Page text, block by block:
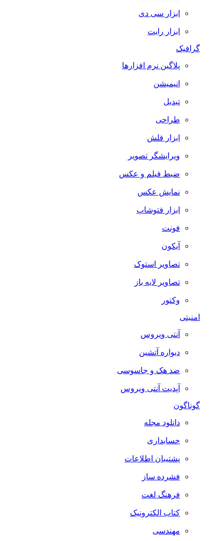
ابزار سی دی
ابزار رایت
گرافیک
پلاگین نرم افزارها
انیمیشن
تبدیل
طراحی
ابزار فلش
ویرایشگر تصویر
ضبط فيلم و عكس
نمایش عکس
ابزار فتوشاپ
فونت
آیکون
تصاویر استوک
تصاویر لایه باز
وکتور
امنیتی
آنتی ویروس
دیواره آتشین
ضد هک و جاسوسی
آپدیت آنتی ویروس
گوناگون
دانلود مجله
حسابداری
پشتیبان اطلاعات
فشرده ساز
فرهنگ لغت
کتاب الکترونیک
مهندسی